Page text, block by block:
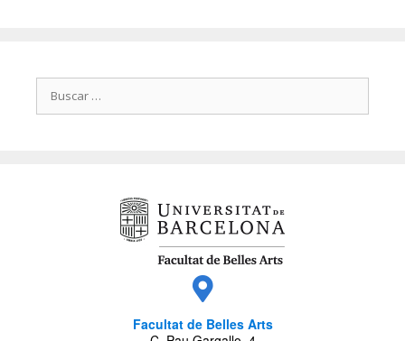
Facultat de Belles Arts